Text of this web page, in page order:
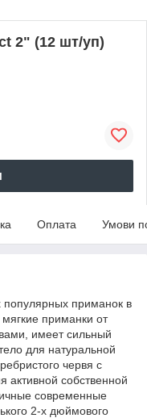
2" (12 шт/уп)
Оплата Умови
приманок в
приманки от
имеет сильный
для натуральной
червя с
активной собственной
современные
2-х дюймового